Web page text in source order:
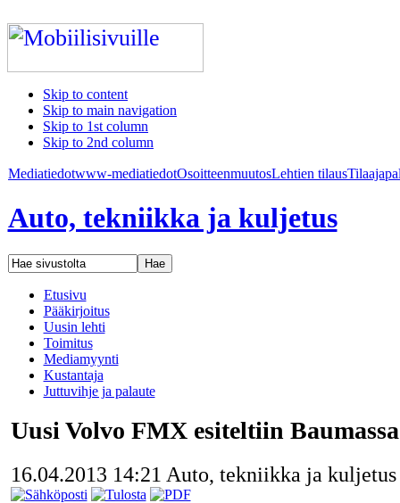
Skip to content
Skip to main navigation
Skip to 1st column
Skip to 2nd column
Mediatiedotwww-mediatiedotOsoitteenmuutosLehtien tilaus
Auto, tekniikka ja kuljetus
Etusivu
Pääkirjoitus
Uusin lehti
Toimitus
Mediamyynti
Kustantaja
Juttuvihje ja palaute
Uusi Volvo FMX esiteltiin Baumassa
16.04.2013 14:21 Auto, tekniikka ja kuljetus